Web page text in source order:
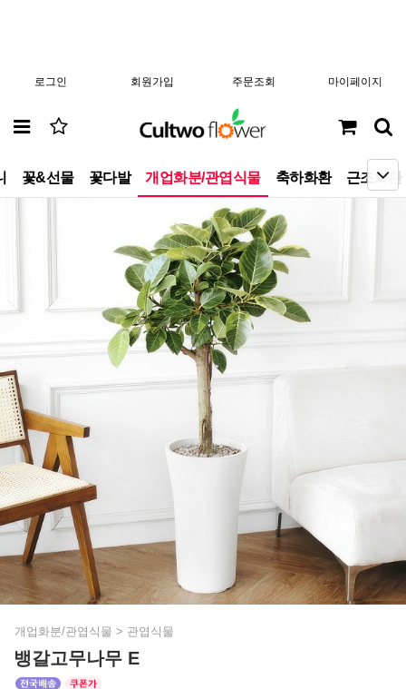
로그인 회원가입 주문조회 마이페이지
꽃&선물 꽃다발 개업화분/관엽식물 축하화환 근조화환
개업화분/관엽식물 > 관엽식물
뱅갈고무나무 E